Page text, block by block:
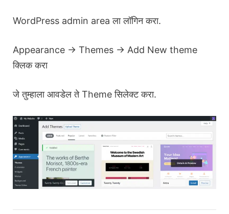
WordPress admin area ला लॉगिन करा.
Appearance -> Themes -> Add New theme
क्लिक करा
जे तुम्हाला आवडेल ते Theme सिलेक्ट करा.